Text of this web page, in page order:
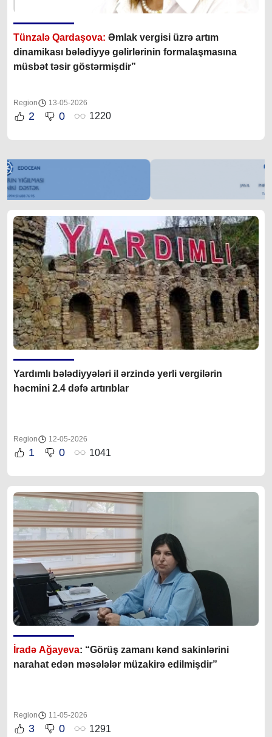
Tünzalə Qardaşova: Əmlak vergisi üzrə artım
dinamikası bələdiyyə gəlirlərinin formalaşmasına
müsbət təsir göstərmişdir”
Region 13-05-2026
2 0 1220
Yardımlı bələdiyyələri il ərzində yerli vergilərin
həcmini 2.4 dəfə artırıblar
Region 12-05-2026
1 0 1041
İradə Ağayeva: “Görüş zamanı kənd sakinlərini
narahat edən məsələlər müzakirə edilmişdir”
Region 11-05-2026
3 0 1291